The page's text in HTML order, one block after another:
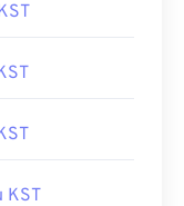
KST